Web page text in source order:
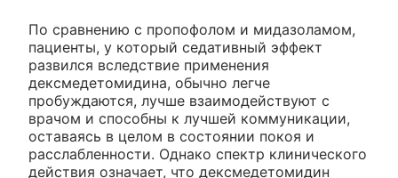
По сравнению с пропофолом и мидазоламом,
пациенты, у который седативный эффект
развился вследствие применения
дексмедетомидина, обычно легче
пробуждаются, лучше взаимодействуют с
врачом и способны к лучшей коммуникации,
оставаясь в целом в состоянии покоя и
расслабленности. Однако спектр клинического
действия означает, что дексмедетомидин